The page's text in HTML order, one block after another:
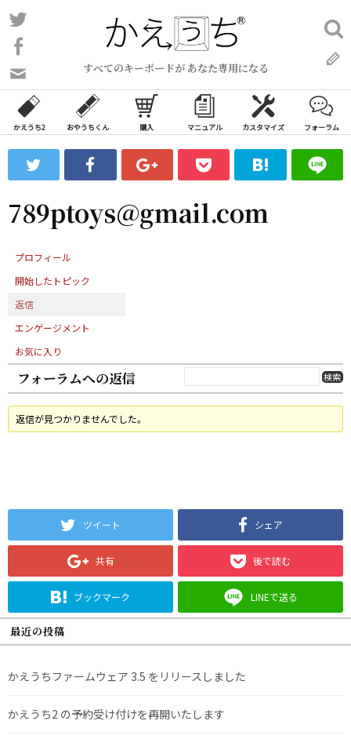
コ
ン
ン
ツ
ス
ッ
プ
すべてのキーボードが あなた専用になる
い
合
わ
フ
ォ
ム
検
索:
かえうち2 おやうちくん 購入 マニュアル カスタマイズ フォーラム
789ptoys@gmail.com
プロフィール
開始したトピック
返信
エンゲージメント
お気に入り
フォーラムへの返信
返信が見つかりませんでした。
ツイート シェア
共有 後で読む
ブックマーク LINEで送る
最近の投稿
かえうちファームウェア 3.5 をリリースしました
かえうち2 の予約受け付けを再開いたします